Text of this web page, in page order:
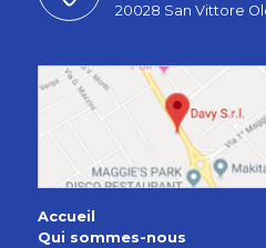
20028 San Vittore
Accueil
Qui sommes-nous